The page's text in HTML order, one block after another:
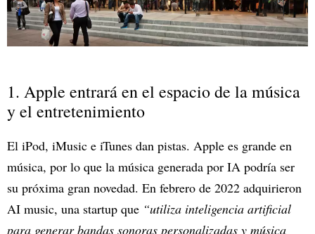
1. Apple entrará en el espacio de la música
y el entretenimiento
El iPod, iMusic e iTunes dan pistas. Apple es grande en
música, por lo que la música generada por IA podría ser
su próxima gran novedad. En febrero de 2022 adquirieron
AI music, una startup que “utiliza inteligencia artificial
para generar bandas sonoras personalizadas y música